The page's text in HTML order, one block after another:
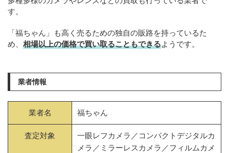
す。
「福ちゃん」も高く売るための独自の販路を持っているた
め、 相場以上の価格で買い取ることもできるようです。
業者情報
業者名 福ちゃん
査定対象
一眼レフカメラ／コンパクトデジタルカ
メラ／ミラーレスカメラ／フィルムカメ